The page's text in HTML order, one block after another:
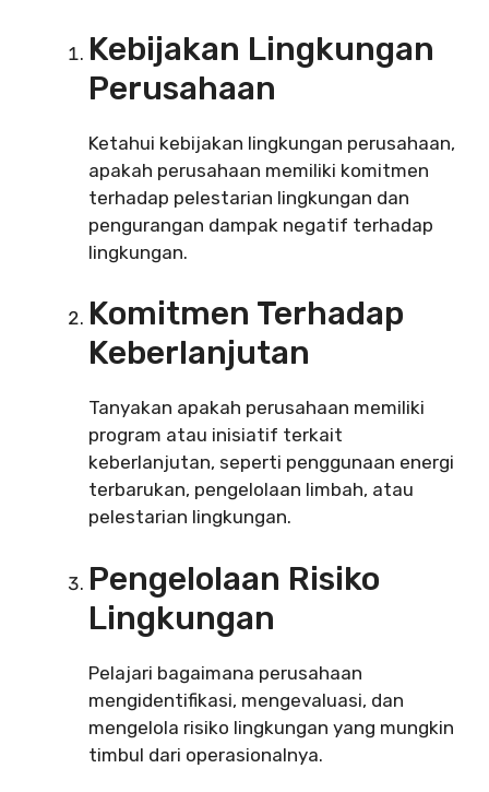
Kebijakan Lingkungan
Perusahaan
Ketahui kebijakan lingkungan perusahaan,
apakah perusahaan memiliki komitmen
terhadap pelestarian lingkungan dan
pengurangan dampak negatif terhadap
lingkungan.
Komitmen Terhadap
Keberlanjutan
Tanyakan apakah perusahaan memiliki
program atau inisiatif terkait
keberlanjutan, seperti penggunaan energi
terbarukan, pengelolaan limbah, atau
pelestarian lingkungan.
Pengelolaan Risiko
Lingkungan
Pelajari bagaimana perusahaan
mengidentifikasi, mengevaluasi, dan
mengelola risiko lingkungan yang mungkin
timbul dari operasionalnya.